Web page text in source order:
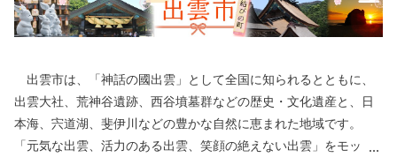
出雲市は、「神話の國出雲」として全国に知られるとともに、
出雲大社、荒神谷遺跡、西谷墳墓群などの歴史・文化遺産と、日
本海、宍道湖、斐伊川などの豊かな自然に恵まれた地域です。
「元気な出雲、活力のある出雲、笑顔の絶えない出雲」をモット